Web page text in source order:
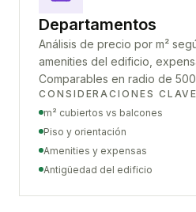
Departamentos
Análisis de precio por m²
amenities del edificio,
Comparables en radio de
CONSIDERACIONES CLAVE
m² cubiertos vs balcones
Piso y orientación
Amenities y expensas
Antigüedad del edificio